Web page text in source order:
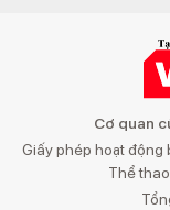
Cơ quan
Giấy phép hoạt động
Thể